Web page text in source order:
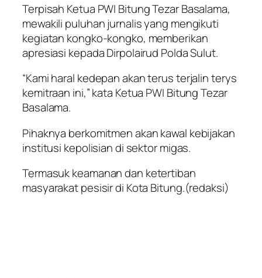
Terpisah Ketua PWI Bitung Tezar Basalama,
mewakili puluhan jurnalis yang mengikuti
kegiatan kongko-kongko, memberikan
apresiasi kepada Dirpolairud Polda Sulut.
“Kami haral kedepan akan terus terjalin terys
kemitraan ini,” kata Ketua PWI Bitung Tezar
Basalama.
Pihaknya berkomitmen akan kawal kebijakan
institusi kepolisian di sektor migas.
Termasuk keamanan dan ketertiban
masyarakat pesisir di Kota Bitung.(redaksi)